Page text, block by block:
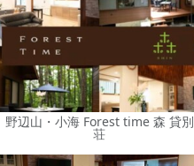
野辺山・小海 Forest time 森 貸別
荘